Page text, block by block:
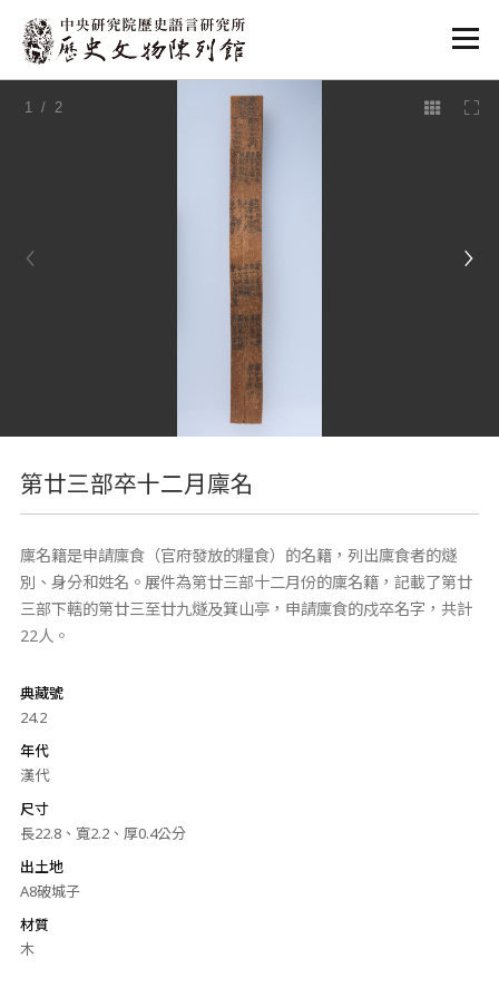
:::
1 / 2
第廿三部卒十二月廩名
廩名籍是申請廩食（官府發放的糧食）的名籍，列出廩食者的燧
別、身分和姓名。展件為第廿三部十二月份的廩名籍，記載了第廿
三部下轄的第廿三至廿九燧及箕山亭，申請廩食的戍卒名字，共計
22人。
典藏號
24.2
年代
漢代
尺寸
長22.8、寬2.2、厚0.4公分
出土地
A8破城子
材質
木